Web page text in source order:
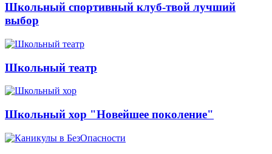
Школьный спортивный клуб-твой лучший
выбор
Школьный театр
Школьный хор "Новейшее поколение"